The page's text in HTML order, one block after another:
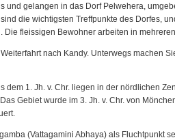
und gelangen in das Dorf Pelwehera,
die wichtigsten Treffpunkte des Dorfes,
Die fleissigen Bewohner arbeiten in
nach Kandy. Unterwegs machen
dem 1. Jh. v. Chr. liegen in der nördlichen
Gebiet wurde im 3. Jh. v. Chr. von
(Vattagamini Abhaya) als Fluchtpunkt